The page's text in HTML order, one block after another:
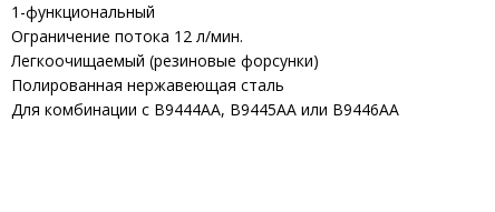
1-функциональный
Ограничение потока 12 л/мин.
Легкоочищаемый (резиновые форсунки)
Полированная нержавеющая сталь
Для комбинации с B9444AA, B9445AA или B9446AA